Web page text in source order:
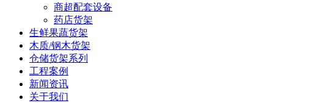
商超配套设备
药店货架
生鲜果蔬货架
木质/钢木货架
仓储货架系列
工程案例
新闻资讯
关于我们